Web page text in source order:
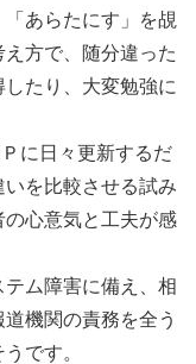
「あらたにす」を覘
方で、随分違った
たり、大変勉強に
に日々更新するだ
を比較させる試み
心意気と工夫が感
ム障害に備え、相
機関の責務を全う
です。